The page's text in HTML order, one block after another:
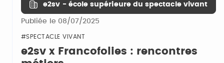
e2sv - école supérieure du spectacle vivant
Publiée le 08/07/2025
#SPECTACLE VIVANT
e2sv x Francofolies : rencontres